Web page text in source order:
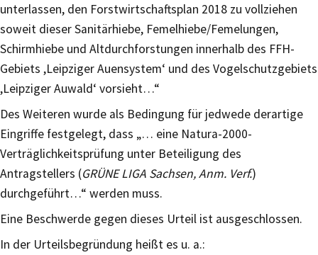
unterlassen, den Forstwirtschaftsplan 2018 zu vollziehen
soweit dieser Sanitärhiebe, Femelhiebe/Femelungen,
Schirmhiebe und Altdurchforstungen innerhalb des FFH-
Gebiets ,Leipziger Auensystem‘ und des Vogelschutzgebiets
,Leipziger Auwald‘ vorsieht…“
Des Weiteren wurde als Bedingung für jedwede derartige
Eingriffe festgelegt, dass „… eine Natura-2000-
Verträglichkeitsprüfung unter Beteiligung des
Antragstellers (GRÜNE LIGA Sachsen, Anm. Verf.)
durchgeführt…“ werden muss.
Eine Beschwerde gegen dieses Urteil ist ausgeschlossen.
In der Urteilsbegründung heißt es u. a.: